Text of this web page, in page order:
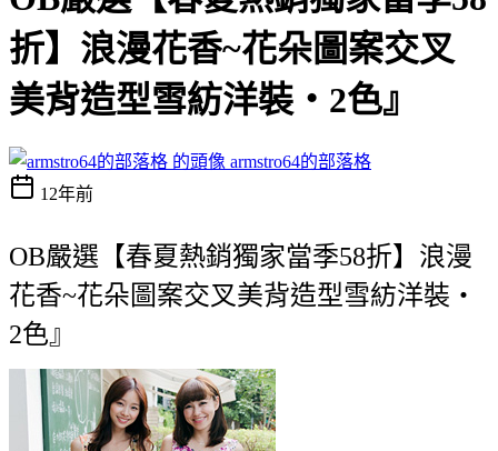
折】浪漫花香~花朵圖案交叉
美背造型雪紡洋裝‧2色』
armstro64的部落格
12年前
OB嚴選【春夏熱銷獨家當季58折】浪漫
花香~花朵圖案交叉美背造型雪紡洋裝‧
2色』